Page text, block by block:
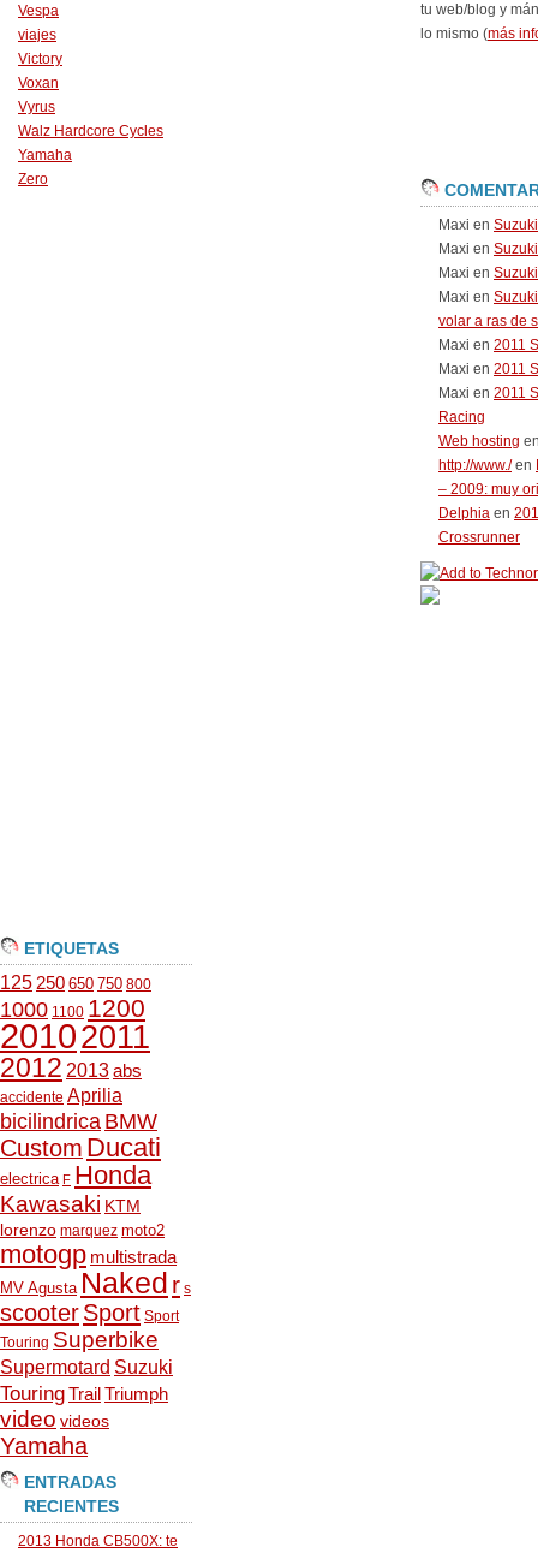
Vespa
viajes
Victory
Voxan
Vyrus
Walz Hardcore Cycles
Yamaha
Zero
ETIQUETAS
125 250 650 750 800
1000 1100 1200
20102011
2012 2013abs
accidente Aprilia
bicilindrica BMW
Custom Ducati
electrica F Honda
Kawasaki KTM
lorenzo marquez moto2
motogp multistrada
MV Agusta Naked r s
scooterSport Sport
Touring Superbike
Supermotard Suzuki
TouringTrailTriumph
video videos
Yamaha
ENTRADAS
RECIENTES
2013 Honda CB500X: te
tu web/blog y
lo mismo (más
Maxi en
Maxi en
Maxi en
Maxi en
volar a ras de
Maxi en 2011
Maxi en 2011
Maxi en 2011
Racing
Web hosting
http://www./en
– 2009: muy
Delphia en
Crossrunner